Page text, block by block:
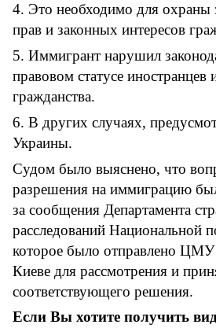
4. Это необходимо для охраны
прав и законных интересов
5. Иммигрант нарушил
правовом статусе иностранцев
гражданства.
6. В других случаях,
Украины.
Судом было выяснено, что
разрешения на иммиграцию
за сообщения Департамента
расследований Национальной
которое было отправлено
Киеве для рассмотрения и
соответствующего решения.
Если Вы хотите получить